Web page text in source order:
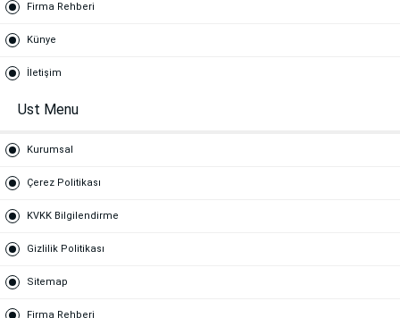
Firma Rehberi
Künye
İletişim
Ust Menu
Kurumsal
Çerez Politikası
KVKK Bilgilendirme
Gizlilik Politikası
Sitemap
Firma Rehberi